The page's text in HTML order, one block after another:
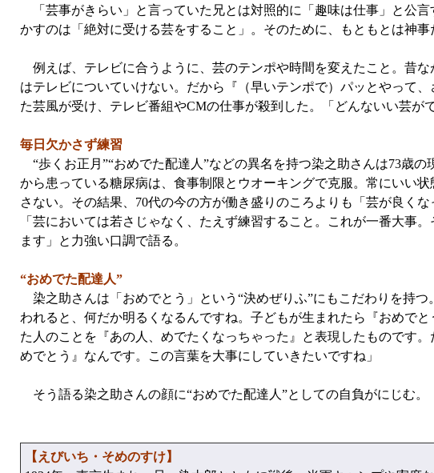
「芸事がきらい」と言っていた兄とは対照的に「趣味は仕事」と公
かすのは「絶対に受ける芸をすること」。そのために、もともとは神
例えば、テレビに合うように、芸のテンポや時間を変えたこと。昔
はテレビについていけない。だから『（早いテンポで）パッとやって
た芸風が受け、テレビ番組やCMの仕事が殺到した。「どんないい芸が
毎日欠かさず練習
“歩くお正月”“おめでた配達人”などの異名を持つ染之助さんは73歳の
から患っている糖尿病は、食事制限とウオーキングで克服。常にいい
さない。その結果、70代の今の方が働き盛りのころよりも「芸が良くな
「芸においては若さじゃなく、たえず練習すること。これが一番大事
ます」と力強い口調で語る。
“おめでた配達人”
染之助さんは「おめでとう」という“決めぜりふ”にもこだわりを持
われると、何だか明るくなるんですね。子どもが生まれたら『おめで
た人のことを『あの人、めでたくなっちゃった』と表現したものです
めでとう』なんです。この言葉を大事にしていきたいですね」
そう語る染之助さんの顔に“おめでた配達人”としての自負がにじむ。
【えびいち・そめのすけ】